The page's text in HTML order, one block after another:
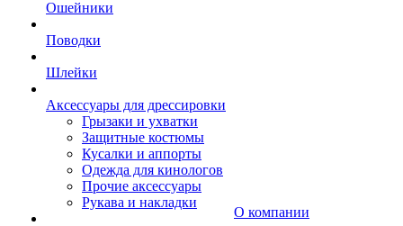
Ошейники
Поводки
Шлейки
Аксессуары для дрессировки
Грызаки и ухватки
Защитные костюмы
Кусалки и аппорты
Одежда для кинологов
Прочие аксессуары
Рукава и накладки
О компании